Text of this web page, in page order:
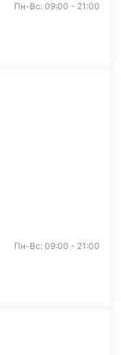
Пн-Вс: 09:00 - 21:00
Пн-Вс: 09:00 - 21:00